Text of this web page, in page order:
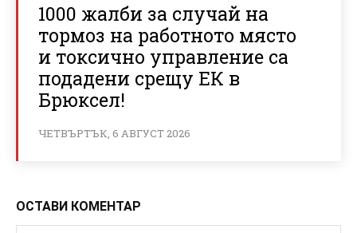
1000 жалби за случай на
тормоз на работното място
и токсично управление са
подадени срещу ЕК в
Брюксел!
ЧЕТВЪРТЪК, 6 АВГУСТ 2026
ОСТАВИ КОМЕНТАР